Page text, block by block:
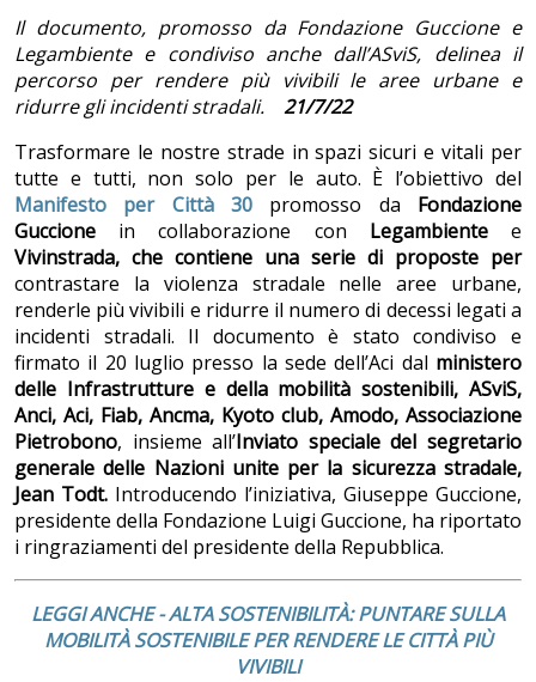
Il documento, promosso da Fondazione Guccione e
Legambiente e condiviso anche dall’ASviS, delinea il
percorso per rendere più vivibili le aree urbane e
ridurre gli incidenti stradali.
21/7/22
Trasformare le nostre strade in spazi sicuri e vitali per
tutte e tutti, non solo per le auto. È l’obiettivo del
Manifesto per Città 30 promosso da Fondazione
Guccione in collaborazione con Legambientee
Vivinstrada, che contiene una serie di proposte per
contrastare la violenza stradale nelle aree urbane,
renderle più vivibili e ridurre il numero di decessi legati a
incidenti stradali. Il documento è stato condiviso e
firmato il 20 luglio presso la sede dell’Aci dal ministero
delle Infrastrutture e della mobilità sostenibili, ASviS,
Anci, Aci, Fiab, Ancma, Kyoto club, Amodo, Associazione
Pietrobono, insieme all’Inviato speciale del segretario
generale delle Nazioni unite per la sicurezza stradale,
Jean Todt. Introducendo l’iniziativa, Giuseppe Guccione,
presidente della Fondazione Luigi Guccione, ha riportato
i ringraziamenti del presidente della Repubblica.
LEGGI ANCHE - ALTA SOSTENIBILITÀ: PUNTARE SULLA
MOBILITÀ SOSTENIBILE PER RENDERE LE CITTÀ PIÙ
VIVIBILI